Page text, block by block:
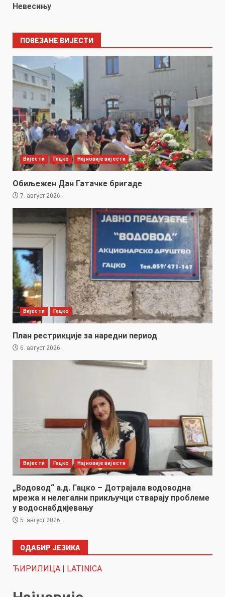
Невесињу
ПОВЕЗАНЕ ВИЈЕСТИ
Вијести Гацко Најновије вијести
Обиљежен Дан Гатачке бригаде
7. август 2026.
Вијести Гацко
План рестрикције за наредни период
6. август 2026.
Вијести Гацко Најновије вијести
„Водовод“ а.д. Гацко – Дотрајала водоводна
мрежа и нелегални прикључци стварају проблеме
у водоснабдијевању
5. август 2026.
ОДАБИР ЈЕЗИКА
ЋИРИЛИЦА LATINICA